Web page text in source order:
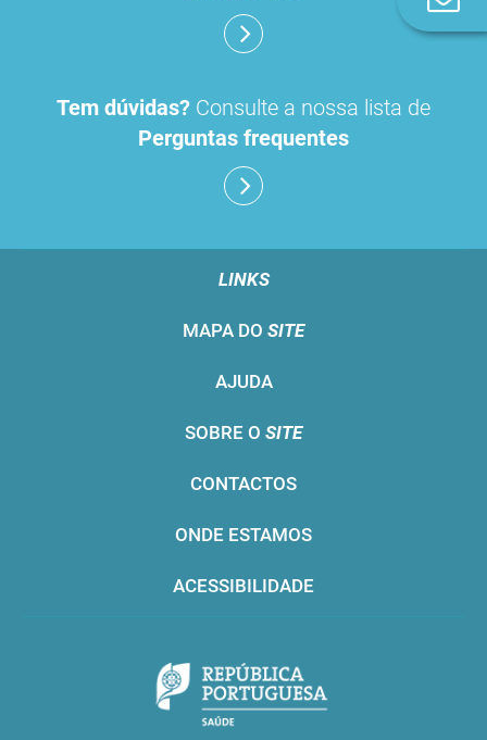
Tem dúvidas? Consulte a nossa lista de
Perguntas frequentes
LINKS
MAPA DO SITE
AJUDA
SOBRE O SITE
CONTACTOS
ONDE ESTAMOS
ACESSIBILIDADE